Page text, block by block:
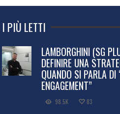
I PIÙ LETTI
LAMBORGHINI (SG
DEFINIRE UNA
QUANDO SI PARLA DI
ENGAGEMENT”
98.5K 83